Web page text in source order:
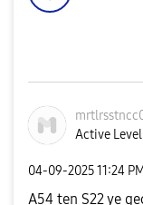
Active Level
‎04-09-202511:24 PM
A54 ten S22 ye